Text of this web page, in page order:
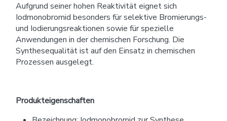
Aufgrund seiner hohen Reaktivität eignet sich
Iodmonobromid besonders für selektive Bromierungs-
und Iodierungsreaktionen sowie für spezielle
Anwendungen in der chemischen Forschung. Die
Synthesequalität ist auf den Einsatz in chemischen
Prozessen ausgelegt.
Produkteigenschaften